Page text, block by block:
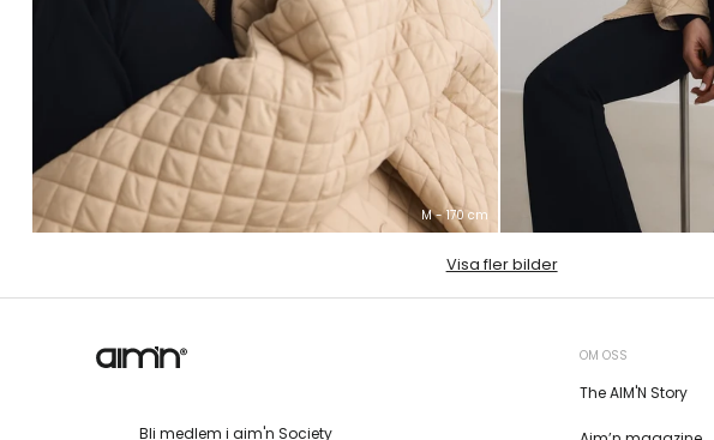
M - 170 cm
Visa fler bilder
Bli medlem i aim'n Society
OM OSS
The AIM'N Story